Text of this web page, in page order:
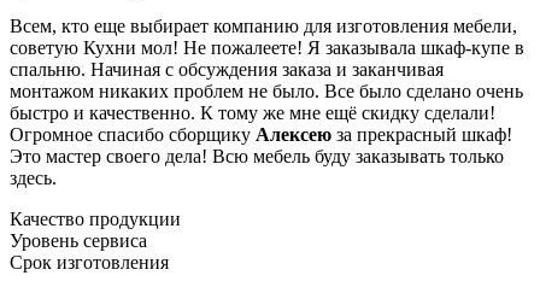
Всем, кто еще выбирает компанию для изготовления мебели,
советую Кухни мол! Не пожалеете! Я заказывала шкаф-купе в
спальню. Начиная с обсуждения заказа и заканчивая
монтажом никаких проблем не было. Все было сделано очень
быстро и качественно. К тому же мне ещё скидку сделали!
Огромное спасибо сборщику Алексею за прекрасный шкаф!
Это мастер своего дела! Всю мебель буду заказывать только
здесь.
Качество продукции
Уровень сервиса
Срок изготовления